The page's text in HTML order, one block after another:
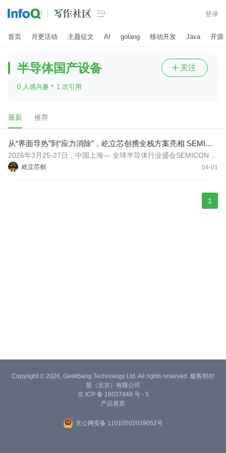
 登录
首页 月更活动 主题征文 AI golang 移动开发 Java 开源
半导体国产设备
0 人感兴趣 · 1 次引用
 关注
最新 推荐
从“界面导热”到“应力消除”，屹立芯创携全栈方案亮相 SEMICO
N China 2026
屹立芯创 04-01
2026年3月25-27日，中国上海— 全球半导体行业盛会SEMICON C
hina 2026在上海新国际博览中心举行。本届展会聚焦先进封装、AI
1
Copyright © 2026, Geekbang Technology Ltd. All rights reserved. 极客邦控
股（北京）有限公司
京 ICP 备 16027448 号 - 5
产品资质
京公网安备 11010502039052号